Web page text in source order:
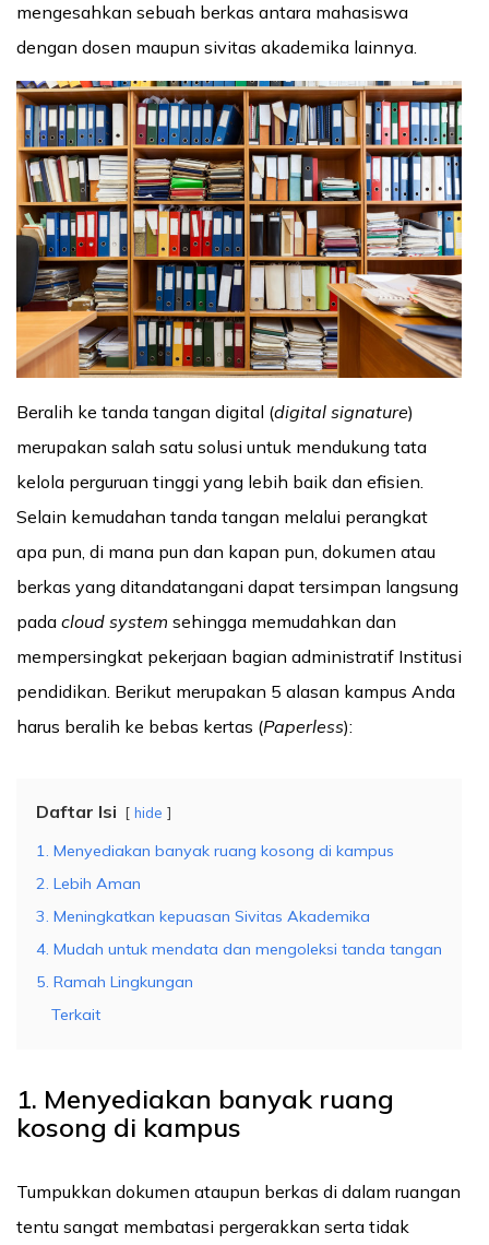
mengesahkan sebuah berkas antara mahasiswa
dengan dosen maupun sivitas akademika lainnya.
Beralih ke tanda tangan digital (digital signature)
merupakan salah satu solusi untuk mendukung tata
kelola perguruan tinggi yang lebih baik dan efisien.
Selain kemudahan tanda tangan melalui perangkat
apa pun, di mana pun dan kapan pun, dokumen atau
berkas yang ditandatangani dapat tersimpan langsung
pada cloud system sehingga memudahkan dan
mempersingkat pekerjaan bagian administratif Institusi
pendidikan. Berikut merupakan 5 alasan kampus Anda
harus beralih ke bebas kertas (Paperless):
Daftar Isi hide
1. Menyediakan banyak ruang kosong di kampus
2. Lebih Aman
3. Meningkatkan kepuasan Sivitas Akademika
4. Mudah untuk mendata dan mengoleksi tanda tangan
5. Ramah Lingkungan
Terkait
1. Menyediakan banyak ruang
kosong di kampus
Tumpukkan dokumen ataupun berkas di dalam ruangan
tentu sangat membatasi pergerakkan serta tidak